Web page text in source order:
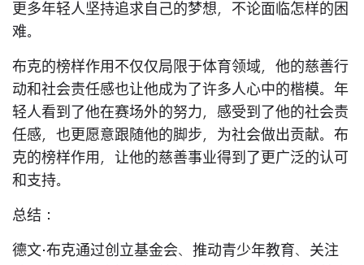
更多年轻人坚持追求自己的梦想，不论面临怎样的困
难。
布克的榜样作用不仅仅局限于体育领域，他的慈善行
动和社会责任感也让他成为了许多人心中的楷模。年
轻人看到了他在赛场外的努力，感受到了他的社会责
任感，也更愿意跟随他的脚步，为社会做出贡献。布
克的榜样作用，让他的慈善事业得到了更广泛的认可
和支持。
总结：
德文·布克通过创立基金会、推动青少年教育、关注